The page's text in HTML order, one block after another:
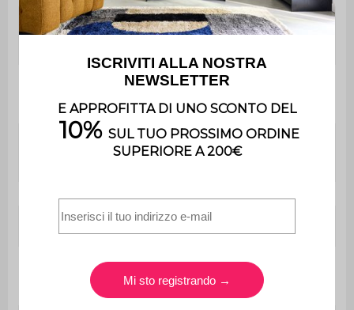
Info. Rete di
Cerniera zip lampo gialla
supportato
EN71-14. / EN71-1. / EN71-2. /
Utilizzo esclusivamente
domestico